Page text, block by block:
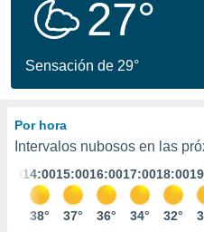
se
calidad.
a este
las
y
forma
digital
basada
27°
Sensación de 29°
Por hora
Intervalos nubosos en las
14:00
38°
15:00
37°
16:00
36°
17:00
34°
18:00
32°